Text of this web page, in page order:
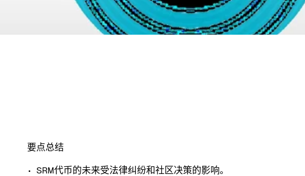
要点总结
• SRM代币的未来受法律纠纷和社区决策的影响。